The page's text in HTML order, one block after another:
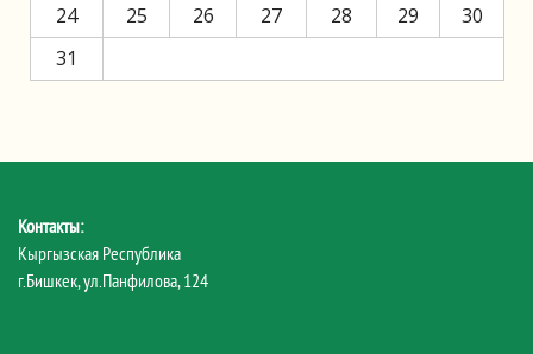
24
25 26 27 28 29
30
31
Контакты:
Кыргызская Республика
г.Бишкек, ул.Панфилова, 124